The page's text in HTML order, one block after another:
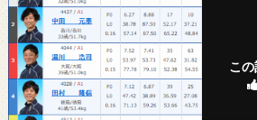
こ